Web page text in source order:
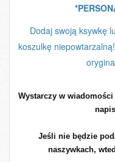
Dodaj swoją ksywkę
koszulkę
Wystarczy w
Jeśli nie będzie
naszywkach,